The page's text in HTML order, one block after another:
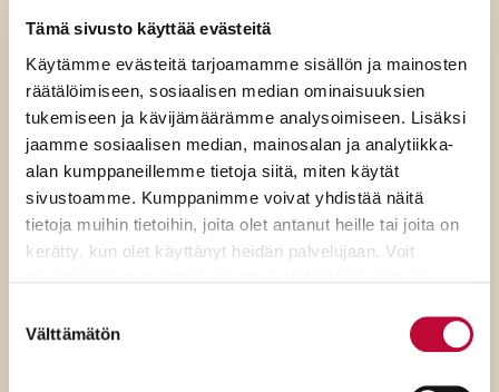
Tämä sivusto käyttää evästeitä
Käytämme evästeitä tarjoamamme sisällön ja mainosten
räätälöimiseen, sosiaalisen median ominaisuuksien
tukemiseen ja kävijämäärämme analysoimiseen. Lisäksi
jaamme sosiaalisen median, mainosalan ja analytiikka-
alan kumppaneillemme tietoja siitä, miten käytät
sivustoamme. Kumppanimme voivat yhdistää näitä
tietoja muihin tietoihin, joita olet antanut heille tai joita on
kerätty, kun olet käyttänyt heidän palvelujaan. Voit
valinta
Välttämätön
SDP:n Piritta Rantanen:
Sikaruton torjunnassa
ratkaisevat oikea tieto,
avoimuus ja selkeät ohjeet